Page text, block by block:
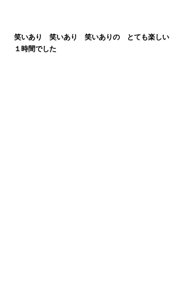
笑いあり　笑いあり　笑いありの　とても楽しい
１時間でした